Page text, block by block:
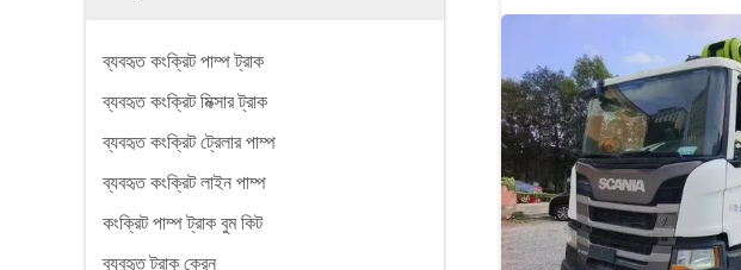
ব্যবহৃত কংক্রিট পাম্প ট্রাক
ব্যবহৃত কংক্রিট মিক্সার ট্রাক
ব্যবহৃত কংক্রিট ট্রেলার পাম্প
ব্যবহৃত কংক্রিট লাইন পাম্প
কংক্রিট পাম্প ট্রাক বুম কিট
ব্যবহৃত ট্রাক ক্রেন